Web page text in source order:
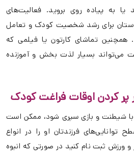
به پیاده روی بروید. فعالیت‌های
برای رشد شخصیت کودک و تعامل
همچنین تماشای کارتون یا فیلمی که
می‌تواند بسیار لذت بخش و آموزنده
پر کردن اوقات فراغت کودک
شیطنت و بازی سپری شود، ممکن است
فرزندتان او را در انواع
ورزش ثبت نام کنید در صورتی که انبوه